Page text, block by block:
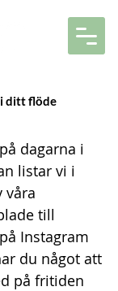
ditt flöde
dagarna i
listar vi i
våra
till
Instagram
du något att
på fritiden